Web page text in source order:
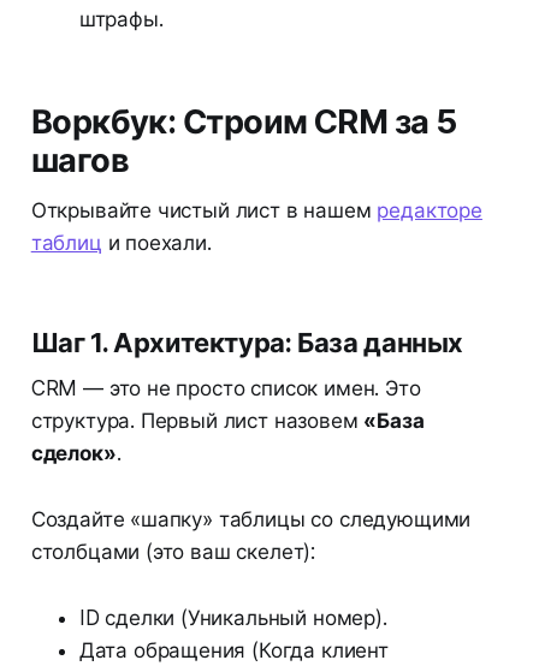
штрафы.
Воркбук: Строим CRM за 5
шагов
Открывайте чистый лист в нашем редакторе
таблиц и поехали.
Шаг 1. Архитектура: База данных
CRM — это не просто список имен. Это
структура. Первый лист назовем «База
сделок».
Создайте «шапку» таблицы со следующими
столбцами (это ваш скелет):
ID сделки (Уникальный номер).
Дата обращения (Когда клиент